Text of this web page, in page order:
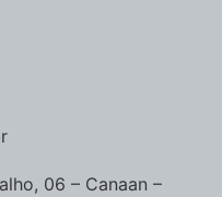
06 – Canaan –